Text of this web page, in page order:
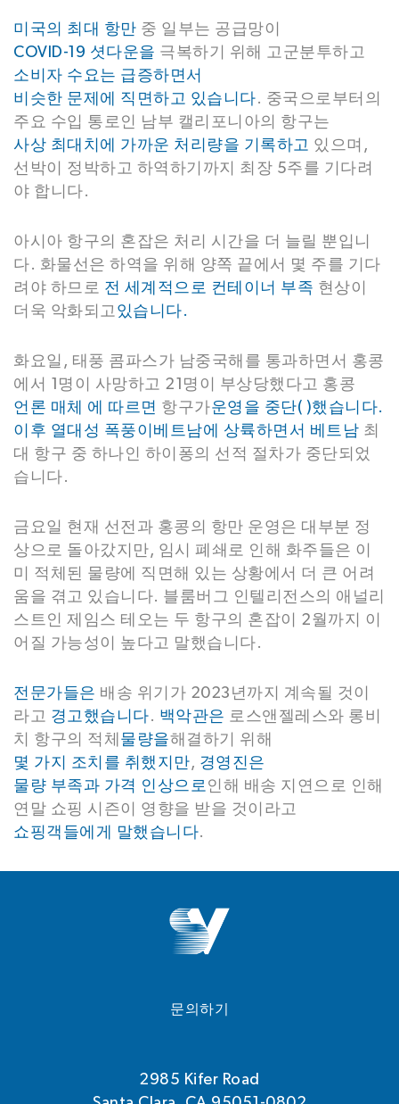
미국의 최대 항만 중 일부는 공급망이
COVID-19 셧다운을 극복하기 위해 고군분투하고
소비자 수요는 급증하면서
비슷한 문제에 직면하고 있습니다. 중국으로부터의
주요 수입 통로인 남부 캘리포니아의 항구는
사상 최대치에 가까운 처리량을 기록하고 있으며,
선박이 정박하고 하역하기까지 최장 5주를 기다려
야 합니다.
아시아 항구의 혼잡은 처리 시간을 더 늘릴 뿐입니
다. 화물선은 하역을 위해 양쪽 끝에서 몇 주를 기다
려야 하므로 전 세계적으로 컨테이너 부족 현상이
더욱 악화되고있습니다.
화요일, 태풍 콤파스가 남중국해를 통과하면서 홍콩
에서 1명이 사망하고 21명이 부상당했다고 홍콩
언론 매체
에 따르면 항구가운영을 중단( )했습니다.
이후 열대성 폭풍이 베트남에 상륙하면서 베트남 최
대 항구 중 하나인 하이퐁의 선적 절차가 중단되었
습니다.
금요일 현재 선전과 홍콩의 항만 운영은 대부분 정
상으로 돌아갔지만, 임시 폐쇄로 인해 화주들은 이
미 적체된 물량에 직면해 있는 상황에서 더 큰 어려
움을 겪고 있습니다. 블룸버그 인텔리전스의 애널리
스트인 제임스 테오는 두 항구의 혼잡이 2월까지 이
어질 가능성이 높다고 말했습니다.
전문가들은 배송 위기가 2023년까지 계속될 것이
라고 경고했습니다. 백악관은 로스앤젤레스와 롱비
치 항구의 적체 물량을해결하기 위해
몇 가지 조치를 취했지만, 경영진은
물량 부족과 가격 인상으로인해 배송 지연으로 인해
연말 쇼핑 시즌이 영향을 받을 것이라고
쇼핑객들에게
말했습니다.
문의하기
2985 Kifer Road